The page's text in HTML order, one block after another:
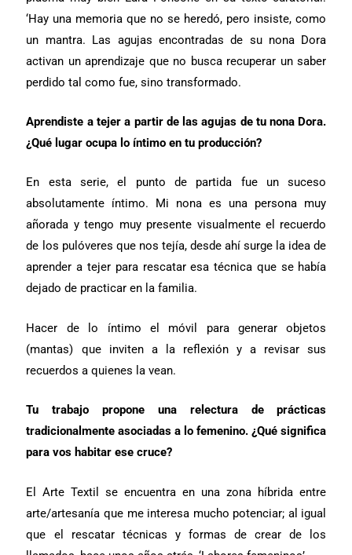
‘Hay una memoria que no se heredó, pero insiste, como
un mantra. Las agujas encontradas de su nona Dora
activan un aprendizaje que no busca recuperar un saber
perdido tal como fue, sino transformado.
Aprendiste a tejer a partir de las agujas de tu nona Dora.
¿Qué lugar ocupa lo íntimo en tu producción?
En esta serie, el punto de partida fue un suceso
absolutamente íntimo. Mi nona es una persona muy
añorada y tengo muy presente visualmente el recuerdo
de los pulóveres que nos tejía, desde ahí surge la idea de
aprender a tejer para rescatar esa técnica que se había
dejado de practicar en la familia.
Hacer de lo íntimo el móvil para generar objetos
(mantas) que inviten a la reflexión y a revisar sus
recuerdos a quienes la vean.
Tu trabajo propone una relectura de prácticas
tradicionalmente asociadas a lo femenino. ¿Qué significa
para vos habitar ese cruce?
El Arte Textil se encuentra en una zona híbrida entre
arte/artesanía que me interesa mucho potenciar; al igual
que el rescatar técnicas y formas de crear de los